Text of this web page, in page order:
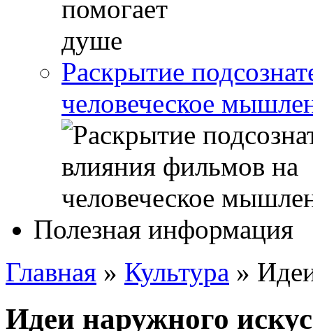
Раскрытие
человеческое
Полезная информация
Главная » Культура »
Идеи наружного